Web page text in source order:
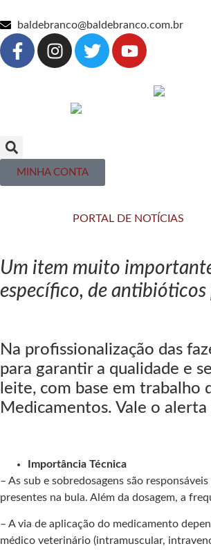
baldebranco@baldebranco.com.br
MINHA CONTA
PORTAL DE NOTÍCIAS
Um item muito
específico, de
Na profissionalização das
para garantir a qualidade e
leite, com base em trabalho
Medicamentos. Vale o
Importância Técnica
– As sub e sobredosagens são
presentes na bula. Além da dosagem, a
– A via de aplicação do medicamento
médico veterinário (intramuscular,